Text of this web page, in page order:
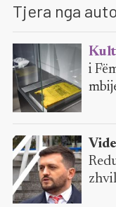
Tjera nga
i